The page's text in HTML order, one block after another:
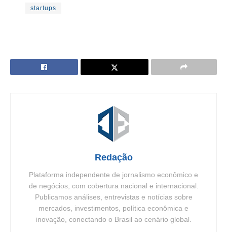
startups
Redação
Plataforma independente de jornalismo econômico e
de negócios, com cobertura nacional e internacional.
Publicamos análises, entrevistas e notícias sobre
mercados, investimentos, política econômica e
inovação, conectando o Brasil ao cenário global.